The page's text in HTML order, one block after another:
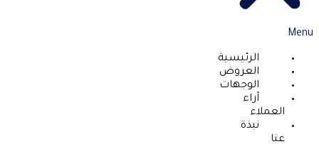
Menu
الرئيسية
العروض
الوجهات
آراء
العملاء
نبذة
عنا